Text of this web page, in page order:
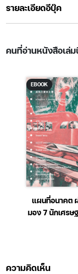
รายละเอียดอีบุ๊ค
คนที่อ่านหนังสือเล่
EBOOK
แผนที่อนาคต
มอง 7 นักเศรษ
ความคิดเห็น